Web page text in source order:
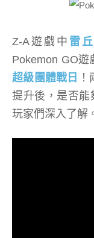
Z-A遊戲中 雷
Pokemon GO
超級團體戰日
提升後，是否能
玩家們深入了解